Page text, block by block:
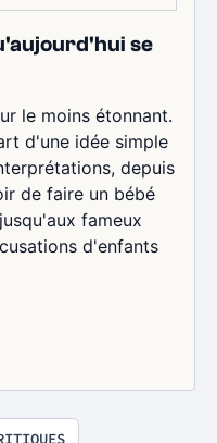
se
le moins étonnant.
d'une idée simple
depuis
de faire un bébé
fameux
d'enfants